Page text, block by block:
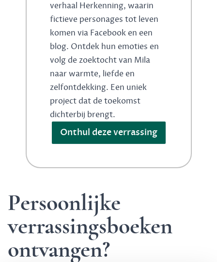
verhaal Herkenning, waarin
fictieve personages tot leven
komen via Facebook en een
blog. Ontdek hun emoties en
volg de zoektocht van Mila
naar warmte, liefde en
zelfontdekking. Een uniek
project dat de toekomst
dichterbij brengt.
Onthul deze verrassing
Persoonlijke
verrassingsboeken
ontvangen?